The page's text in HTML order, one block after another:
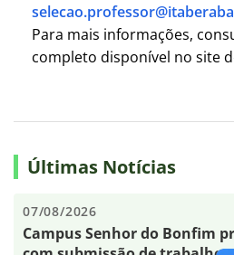
Para mais informações,
completo disponível no site
Últimas Notícias
07/08/2026
Campus Senhor do Bonfim